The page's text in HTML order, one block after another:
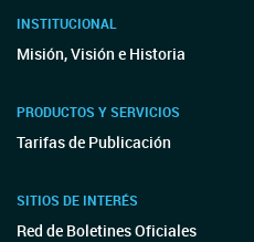
INSTITUCIONAL
Misión, Visión e Historia
PRODUCTOS Y SERVICIOS
Tarifas de Publicación
SITIOS DE INTERÉS
Red de Boletines Oficiales